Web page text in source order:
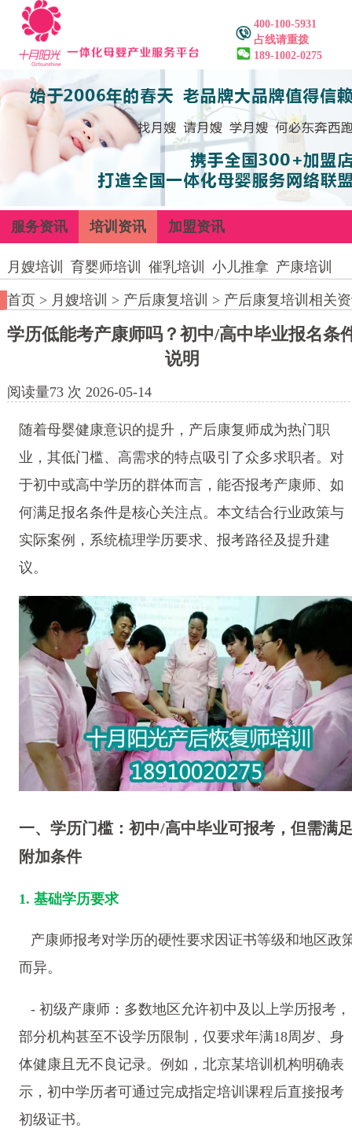
400-100-5931
占线请重拨
189-1002-0275
服务资讯 培训资讯 加盟资讯
月嫂培训 育婴师培训 催乳培训 小儿推拿 产康培训
首页> 月嫂培训 > 产后康复培训 > 产后康复培训相关
学历低能考产康师吗？初中/高中毕业报名条
说明
阅读量73 次 2026-05-14
随着母婴健康意识的提升，产后康复师成为热门职
业，其低门槛、高需求的特点吸引了众多求职者。对
于初中或高中学历的群体而言，能否报考产康师、如
何满足报名条件是核心关注点。本文结合行业政策与
实际案例，系统梳理学历要求、报考路径及提升建
议。
一、学历门槛：初中/高中毕业可报考，但需满
附加条件
1. 基础学历要求
产康师报考对学历的硬性要求因证书等级和地区政
而异。
- 初级产康师：多数地区允许初中及以上学历报考，
部分机构甚至不设学历限制，仅要求年满18周岁、身
体健康且无不良记录。例如，北京某培训机构明确表
示，初中学历者可通过完成指定培训课程后直接报考
初级证书。